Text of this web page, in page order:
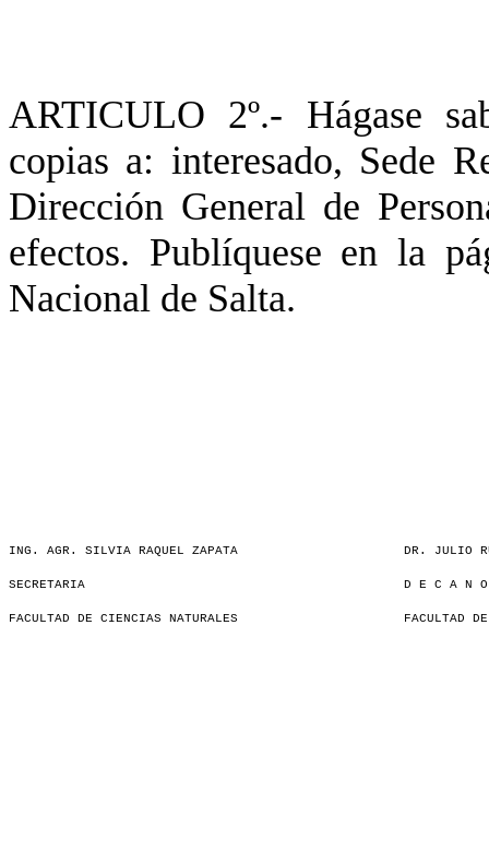
ARTICULO 2º.- Hágase
copias a: interesado, Sede
Dirección General de
efectos. Publíquese en la
Nacional de Salta.
ING. AGR. SILVIA RAQUEL ZAPATA
SECRETARIA
FACULTAD DE CIENCIAS NATURALES
DR. JULIO
D E C A N O
FACULTAD